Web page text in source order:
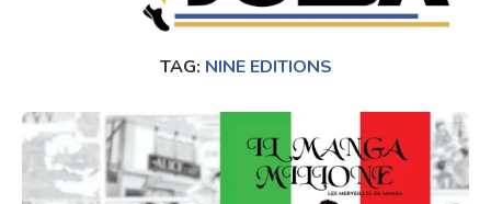
TAG: NINE EDITIONS